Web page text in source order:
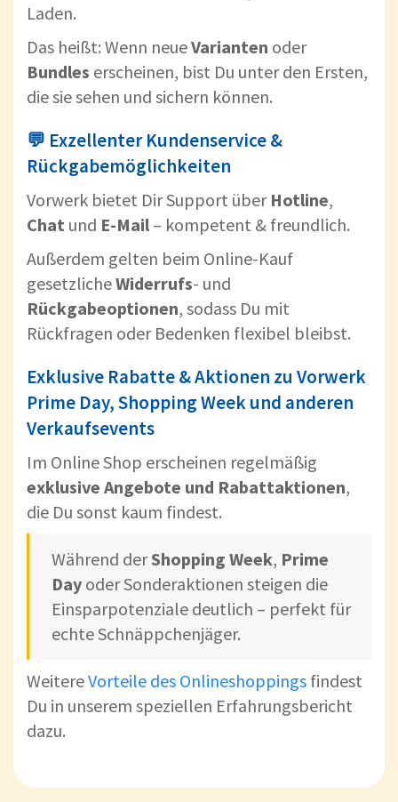
Laden.
Das heißt: Wenn neueVarianten oder
Bundles erscheinen, bist Du unter den Ersten,
die sie sehen und sichern können.
💬 Exzellenter Kundenservice &
Rückgabemöglichkeiten
Vorwerk bietet Dir Support über Hotline,
Chat und E-Mail – kompetent & freundlich.
Außerdem gelten beim Online-Kauf
gesetzlicheWiderrufs- und
Rückgabeoptionen, sodass Du mit
Rückfragen oder Bedenken flexibel bleibst.
Exklusive Rabatte & Aktionen zu Vorwerk
Prime Day, Shopping Week und anderen
Verkaufsevents
Im Online Shop erscheinen regelmäßig
exklusive Angebote und Rabattaktionen,
die Du sonst kaum findest.
Während derShopping Week, Prime
Day oder Sonderaktionen steigen die
Einsparpotenziale deutlich – perfekt für
echte Schnäppchenjäger.
WeitereVorteile des Onlineshoppings findest
Du in unserem speziellen Erfahrungsbericht
dazu.